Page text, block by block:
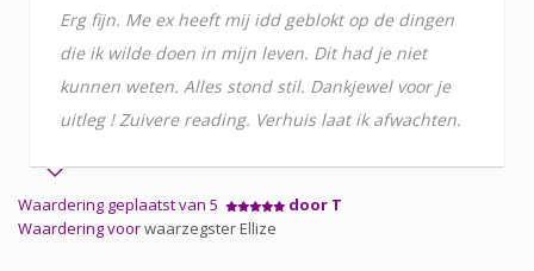
Erg fijn. Me ex heeft mij idd geblokt op de dingen
die ik wilde doen in mijn leven. Dit had je niet
kunnen weten. Alles stond stil. Dankjewel voor je
uitleg ! Zuivere reading. Verhuis laat ik afwachten.
Waardering geplaatst van 5
door T
Waardering voorwaarzegster Ellize